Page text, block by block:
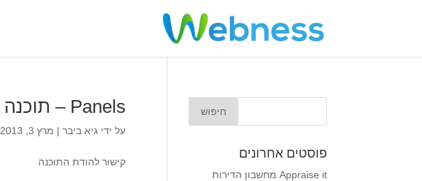
Panels – תוכנה לאיסוף נתוני גלישה
על ידי גיא ביבר| מרץ 3, 2013
קישור להודת התוכנה
פוסטים אחרונים
Appraise it מחשבון הדירות